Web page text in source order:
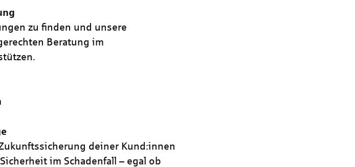
zu finden und unsere
Beratung im
deiner Kund:innen
im Schadenfall – egal ob